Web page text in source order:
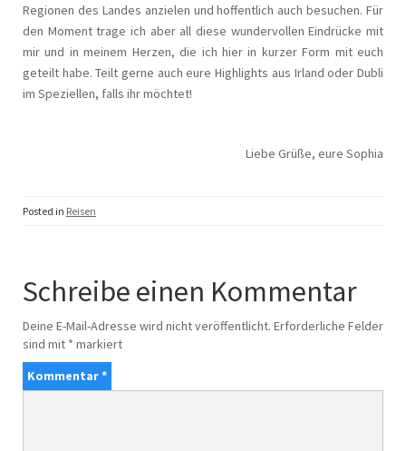
Regionen des Landes anzielen und hoffentlich auch besuchen. Für
den Moment trage ich aber all diese wundervollen Eindrücke mit
mir und in meinem Herzen, die ich hier in kurzer Form mit euch
geteilt habe. Teilt gerne auch eure Highlights aus Irland oder Dubli
im Speziellen, falls ihr möchtet!
Liebe Grüße, eure Sophia
Posted in Reisen
Schreibe einen Kommentar
Deine E-Mail-Adresse wird nicht veröffentlicht. Erforderliche Felder
sind mit * markiert
Kommentar*